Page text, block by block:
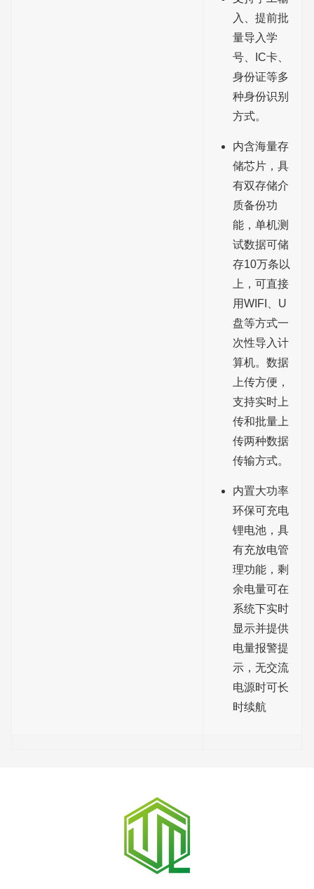
入、提前批
量导入学
号、IC卡、
身份证等多
种身份识别
方式。
内含海量存
储芯片，具
有双存储介
质备份功
能，单机测
试数据可储
存10万条以
上，可直接
用WIFI、U
盘等方式一
次性导入计
算机。数据
上传方便，
支持实时上
传和批量上
传两种数据
传输方式。
内置大功率
环保可充电
锂电池，具
有充放电管
理功能，剩
余电量可在
系统下实时
显示并提供
电量报警提
示，无交流
电源时可长
时续航